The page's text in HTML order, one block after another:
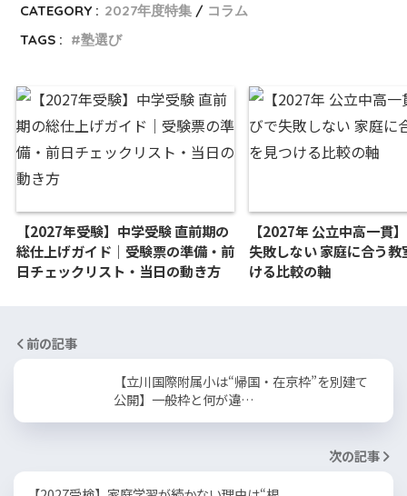
CATEGORY : 2027年度特集
コラム
TAGS :
塾選び
【2027年受験】中学受験 直前期の
総仕上げガイド｜受験票の準備・前
日チェックリスト・当日の動き方
【2027年 公立中高一貫
失敗しない 家庭に合う教
ける比較の軸
前の記事
【立川国際附属小は“帰国・在京枠”を別建て
公開】一般枠と何が違…
次の記事